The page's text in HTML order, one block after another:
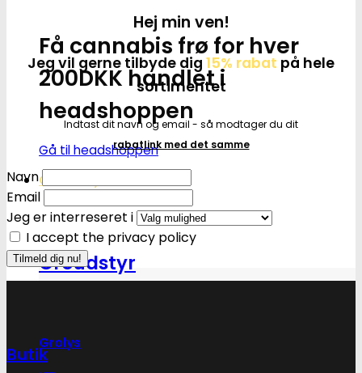
Få cannabis frø for hver
200DKK handlet i
headshoppen
Gå til headshoppen
Groudstyr
Groudstyr
Grolys
Hej min ven!
Jeg vil gerne tilbyde dig 15% rabat på hele
sortimentet
Indtast dit navn og email - så modtager du dit
rabatlink med det samme
Navn
Email
Jeg er interreseret i
I accept the privacy policy
Butik